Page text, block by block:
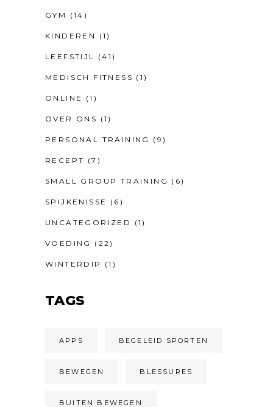
GYM (14)
KINDEREN (1)
LEEFSTIJL (41)
MEDISCH FITNESS (1)
ONLINE (1)
OVER ONS (1)
PERSONAL TRAINING (9)
RECEPT (7)
SMALL GROUP TRAINING (6)
SPIJKENISSE (6)
UNCATEGORIZED (1)
VOEDING (22)
WINTERDIP (1)
TAGS
APPS BEGELEID SPORTEN
BEWEGEN BLESSURES
BUITEN BEWEGEN